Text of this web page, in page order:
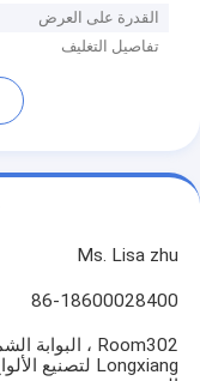
القدرة على العرض
تفاصيل التغليف
Ms. Lisa zhu
86-18600028400